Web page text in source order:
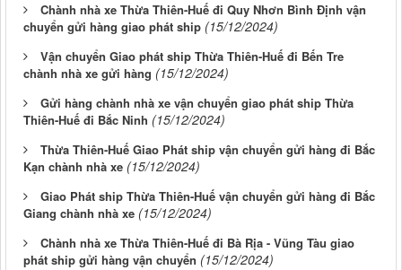
Chành nhà xe Thừa Thiên-Huế đi Quy Nhơn Bình Định vận
chuyển gửi hàng giao phát ship (15/12/2024)
Vận chuyển Giao phát ship Thừa Thiên-Huế đi Bến Tre
chành nhà xe gửi hàng (15/12/2024)
Gửi hàng chành nhà xe vận chuyển giao phát ship Thừa
Thiên-Huế đi Bắc Ninh (15/12/2024)
Thừa Thiên-Huế Giao Phát ship vận chuyển gửi hàng đi Bắc
Kạn chành nhà xe (15/12/2024)
Giao Phát ship Thừa Thiên-Huế vận chuyển gửi hàng đi Bắc
Giang chành nhà xe (15/12/2024)
Chành nhà xe Thừa Thiên-Huế đi Bà Rịa - Vũng Tàu giao
phát ship gửi hàng vận chuyển (15/12/2024)